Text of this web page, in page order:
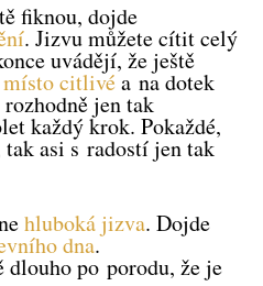
fiknou, dojde
. Jizvu můžete cítit celý
uvádějí, že ještě
místo citlivéa na dotek
jen tak
každý krok. Pokaždé,
asi s radostí jen tak
hluboká jizva. Dojde
dna.
dlouho po porodu, že je